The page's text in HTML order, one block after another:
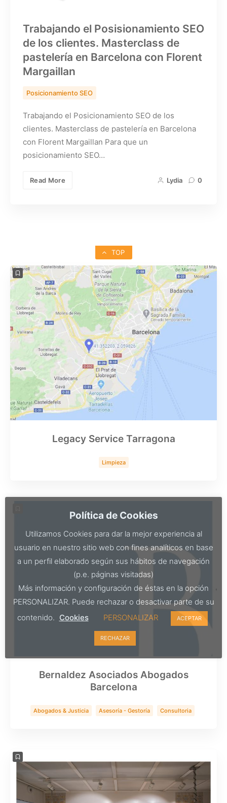
Trabajando el Posisionamiento SEO
de los clientes. Masterclass de
pastelería en Barcelona con Florent
Margaillan
Posicionamiento SEO
Trabajando el Posicionamiento SEO de los
clientes. Masterclass de pastelería en Barcelona
con Florent Margaillan Para que un
posicionamiento SEO…
Read More Lydia 0
TOP
Legacy Service Tarragona
Limpieza
Bernaldez Asociados Abogados
Barcelona
Abogados & Justicia Asesoría - Gestoría
Consultoria
Política de Cookies
Utilizamos Cookies para dar la mejor experiencia al
usuario en nuestro sitio web con fines analíticos en base
a un perfil elaborado según sus hábitos de navegación
(p.e. páginas visitadas)
Más información y configuración de éstas en la opción
PERSONALIZAR. Puede rechazar o desactivar parte de su
contenido. Cookies PERSONALIZAR ACEPTAR
RECHAZAR